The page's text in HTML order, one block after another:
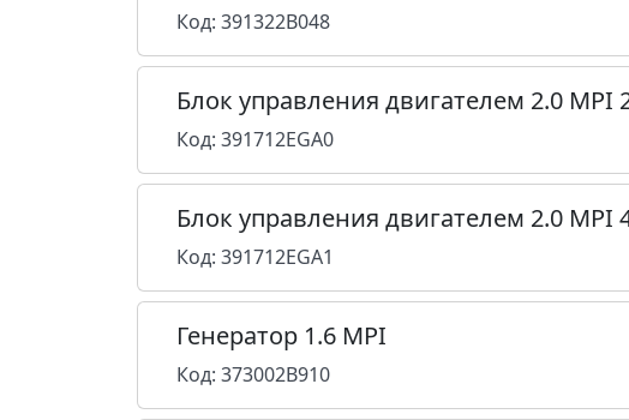
Код: 391322B048
Блок управления двигателем 2.0 MPI
Код: 391712EGA0
Блок управления двигателем 2.0 MPI
Код: 391712EGA1
Генератор 1.6 MPI
Код: 373002B910